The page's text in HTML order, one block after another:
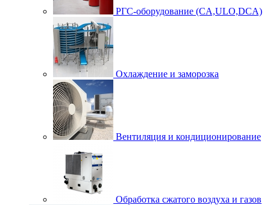
РГС-оборудование (CA,ULO,DCA)
Охлаждение и заморозка
Вентиляция и кондиционирование
Обработка сжатого воздуха и газов